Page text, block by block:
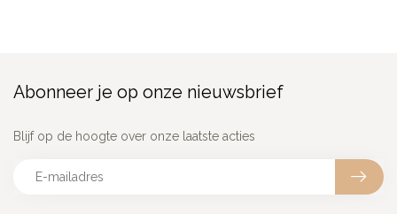
Abonneer je op onze nieuwsbrief
Blijf op de hoogte over onze laatste acties